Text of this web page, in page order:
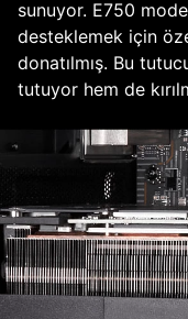
sunuyor. E750
desteklemek için
donatılmış. Bu
tutuyor hem de